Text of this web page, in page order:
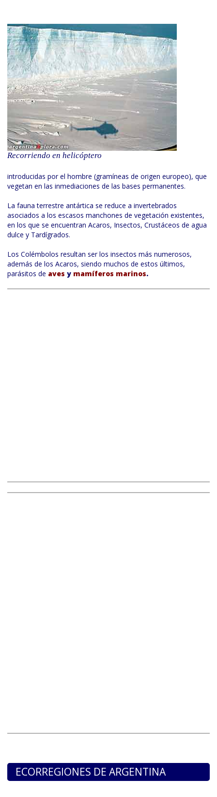
Recorriendo en helicóptero
introducidas por el hombre (gramíneas de origen europeo), que
vegetan en las inmediaciones de las bases permanentes.
La fauna terrestre antártica se reduce a invertebrados
asociados a los escasos manchones de vegetación existentes,
en los que se encuentran Acaros, Insectos, Crustáceos de agua
dulce y Tardígrados.
Los Colémbolos resultan ser los insectos más numerosos,
además de los Acaros, siendo muchos de estos últimos,
parásitos de aves y mamíferos marinos.
ECORREGIONES DE ARGENTINA